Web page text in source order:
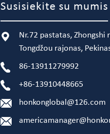
Susisiekite su mumis
Nr.72 pastatas, Zhongshi
Tongdžou rajonas,
86-13911279992
+86-13910448665
honkonglobal@126.com